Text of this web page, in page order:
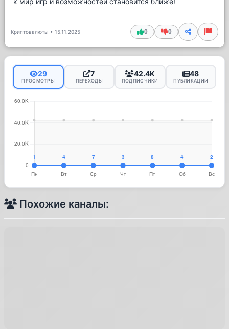
Криптовалюты • 15.11.2025 0 0
29
ПРОСМОТРЫ
7
ПЕРЕХОДЫ
42.4K
ПОДПИСЧИКИ
48
ПУБЛИКАЦИИ
Похожие каналы: